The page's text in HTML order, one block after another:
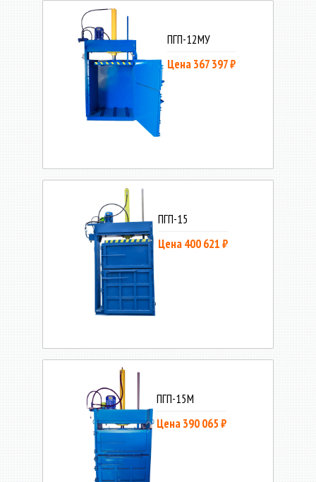
ПГП-12МУ
Цена 367 397 ₽
ПГП-15
Цена 400 621 ₽
ПГП-15М
Цена 390 065 ₽